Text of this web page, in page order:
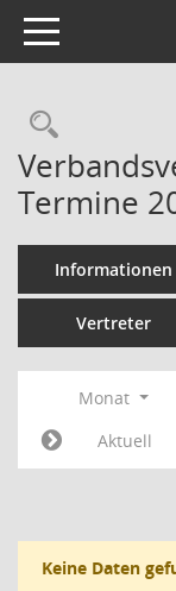
Toggle navigation
Termine
Informationen
Vertreter
Monat
Aktuell
Keine Daten